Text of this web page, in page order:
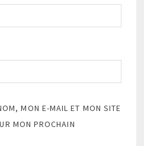
MON E-MAIL ET MON SITE
MON PROCHAIN